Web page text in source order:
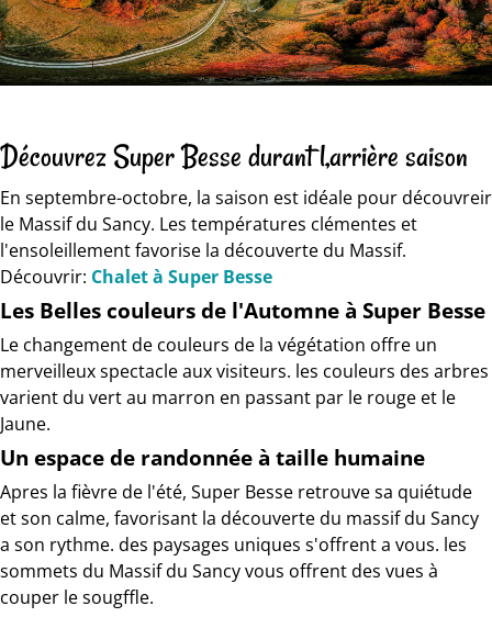
Découvrez Super Besse durant l,arrière saison
En septembre-octobre, la saison est idéale pour découvreir
le Massif du Sancy. Les températures clémentes et
l'ensoleillement favorise la découverte du Massif.
Découvrir: Chalet à Super Besse
Les Belles couleurs de l'Automne à Super Besse
Le changement de couleurs de la végétation offre un
merveilleux spectacle aux visiteurs. les couleurs des arbres
varient du vert au marron en passant par le rouge et le
Jaune.
Un espace de randonnée à taille humaine
Apres la fièvre de l'été, Super Besse retrouve sa quiétude
et son calme, favorisant la découverte du massif du Sancy
a son rythme. des paysages uniques s'offrent a vous. les
sommets du Massif du Sancy vous offrent des vues à
couper le sougffle.